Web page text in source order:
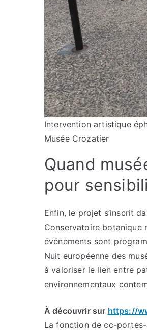
Intervention artistique
Musée Crozatier
Quand
pour
Enfin, le projet s’inscrit
Conservatoire botanique
événements sont
Nuit européenne des
à valoriser le lien entre
environnementaux
À découvrir sur https://
La fonction de cc-